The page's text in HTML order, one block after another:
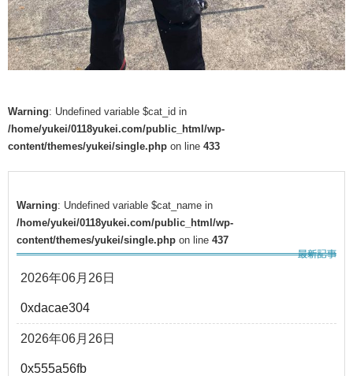
Warning: Undefined variable $cat_id in
/home/yukei/0118yukei.com/public_html/wp-
content/themes/yukei/single.php on line 433
Warning: Undefined variable $cat_name in
/home/yukei/0118yukei.com/public_html/wp-
content/themes/yukei/single.php on line 437
2026年06月26日
0xdacae304
2026年06月26日
0x555a56fb